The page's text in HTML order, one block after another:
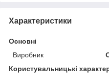
Характеристики
Основні
Виробник
Користувальницькі